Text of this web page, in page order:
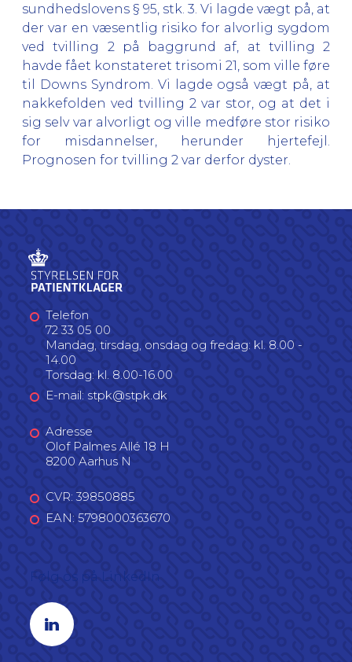
sundhedslovens § 95, stk. 3. Vi lagde vægt på, at
der var en væsentlig risiko for alvorlig sygdom
ved tvilling 2 på baggrund af, at tvilling 2
havde fået konstateret trisomi 21, som ville føre
til Downs Syndrom. Vi lagde også vægt på, at
nakkefolden ved tvilling 2 var stor, og at det i
sig selv var alvorligt og ville medføre stor risiko
for misdannelser, herunder hjertefejl.
Prognosen for tvilling 2 var derfor dyster.
Telefon
72 33 05 00
Mandag, tirsdag, onsdag og fredag: kl. 8.00 -
14.00
Torsdag: kl. 8.00-16.00
E-mail: stpk@stpk.dk
Adresse
Olof Palmes Allé 18 H
8200 Aarhus N
CVR: 39850885
EAN: 5798000363670
Linkedin profil